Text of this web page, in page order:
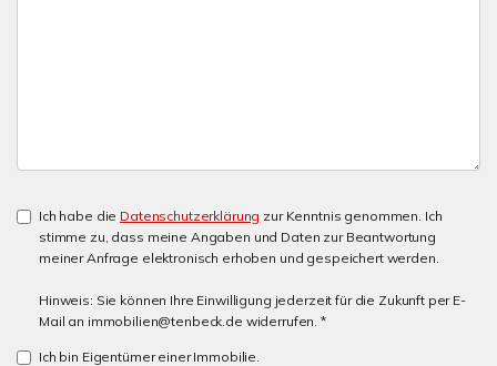
Ich habe die Datenschutzerklärung zur Kenntnis genommen. Ich
stimme zu, dass meine Angaben und Daten zur Beantwortung
meiner Anfrage elektronisch erhoben und gespeichert werden.
Hinweis: Sie können Ihre Einwilligung jederzeit für die Zukunft per E-
Mail an immobilien@tenbeck.de widerrufen. *
Ich bin Eigentümer einer Immobilie.